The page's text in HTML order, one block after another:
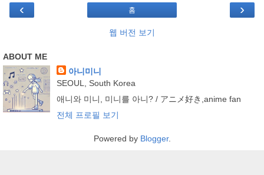
‹ ›
홈
웹 버전 보기
ABOUT ME
아니미니
SEOUL, South Korea
애니와 미니, 미니를 아니? / アニメ好き,anime fan
전체 프로필 보기
Powered by Blogger.